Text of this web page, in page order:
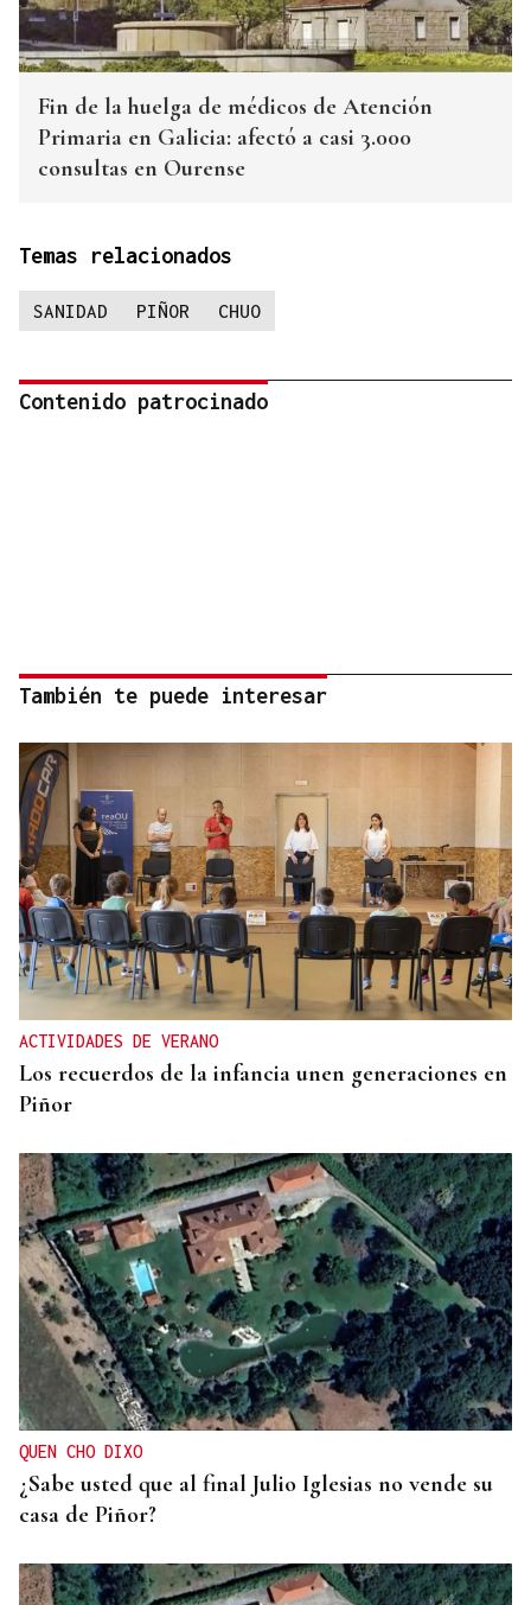
Fin de la huelga de médicos de Atención
Primaria en Galicia: afectó a casi 3.000
consultas en Ourense
Temas relacionados
SANIDAD PIÑOR CHUO
Contenido patrocinado
También te puede interesar
ACTIVIDADES DE VERANO
Los recuerdos de la infancia unen generaciones en
Piñor
QUEN CHO DIXO
¿Sabe usted que al final Julio Iglesias no vende su
casa de Piñor?